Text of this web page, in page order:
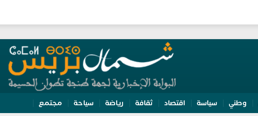
وطني سياسة اقتصاد ثقافة رياضة سياحة مجتمع